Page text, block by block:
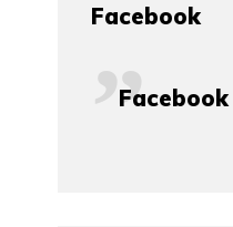
Facebook
Facebook